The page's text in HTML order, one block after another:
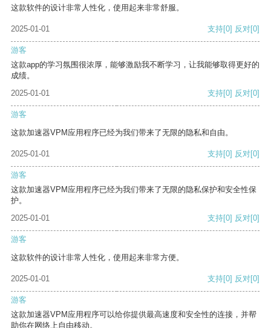
这款软件的设计非常人性化，使用起来非常舒服。
2025-01-01 支持[0] 反对[0]
游客
这款app的学习氛围很浓厚，能够激励我不断学习，让我能够取得更好的
成绩。
2025-01-01
支持[0] 反对[0]
游客
这款加速器VPM应用程序已经为我们带来了无限的隐私和自由。
2025-01-01 支持[0] 反对[0]
游客
这款加速器VPM应用程序已经为我们带来了无限的隐私保护和安全性保
护。
2025-01-01
支持[0] 反对[0]
游客
这款软件的设计非常人性化，使用起来非常方便。
2025-01-01 支持[0] 反对[0]
游客
这款加速器VPM应用程序可以给你提供最高速度和安全性的连接，并帮
助你在网络上自由移动。